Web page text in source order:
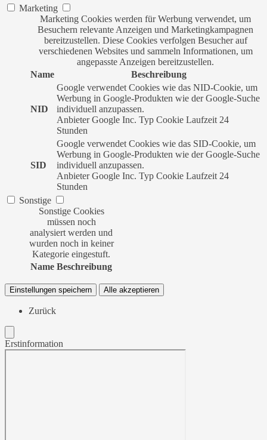
Marketing
Marketing Cookies werden für Werbung verwendet, um
Besuchern relevante Anzeigen und Marketingkampagnen
bereitzustellen. Diese Cookies verfolgen Besucher auf
verschiedenen Websites und sammeln Informationen, um
angepasste Anzeigen bereitzustellen.
Name
Beschreibung
NID
Google verwendet Cookies wie das NID-Cookie, um
Werbung in Google-Produkten wie der Google-Suche
individuell anzupassen.
Anbieter Google Inc. Typ Cookie Laufzeit 24
Stunden
SID
Google verwendet Cookies wie das SID-Cookie, um
Werbung in Google-Produkten wie der Google-Suche
individuell anzupassen.
Anbieter Google Inc. Typ Cookie Laufzeit 24
Stunden
Sonstige
Sonstige Cookies
müssen noch
analysiert werden und
wurden noch in keiner
Kategorie eingestuft.
Name Beschreibung
Einstellungen speichern Alle akzeptieren
Zurück
Erstinformation